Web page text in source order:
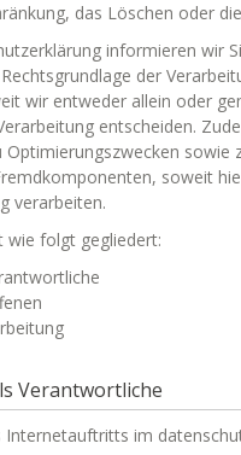
das Löschen oder
informieren wir
der
wir entweder allein oder
entscheiden.
sowie
soweit
verarbeiten.
wie folgt gegliedert:
Verantwortliche
im